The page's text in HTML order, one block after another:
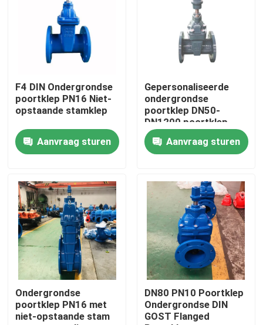
Producten
Videos
Over ons
Fabrieksrondleiding
Neem contact met ons op
Nieuws
Gevallen
Di-Poortklep
F4 DIN Ondergrondse
poortklep PN16 Niet-
opstaande stamklep
Aanvraag sturen
Gepersonaliseerde
ondergrondse
poortklep DN50-
DN1200 poortklep
Aanvraag sturen
Ondergrondse
poortklep PN16 met
niet-opstaande stam
DN80 PN10 Poortklep
Ondergrondse DIN
GOST Flanged